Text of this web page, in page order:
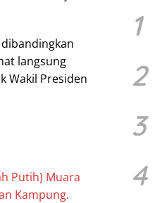
langsung
Wakil Presiden
Putih) Muara
Kampung.
1
2
3
4